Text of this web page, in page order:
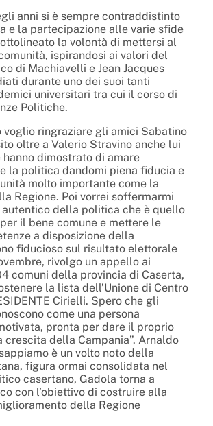
anni si è sempre contraddistinto
e la partecipazione alle varie sfide
la volontà di mettersi al
ispirandosi ai valori del
di Machiavelli e Jean Jacques
durante uno dei suoi tanti
universitari tra cui il corso di
Politiche.
voglio ringraziare gli amici Sabatino
oltre a Valerio Stravino anche lui
dimostrato di amare
la politica dandomi piena fiducia e
molto importante come la
Regione. Poi vorrei soffermarmi
della politica che è quello
il bene comune e mettere le
a disposizione della
fiducioso sul risultato elettorale
rivolgo un appello ai
comuni della provincia di Caserta,
la lista dell’Unione di Centro
Cirielli. Spero che gli
come una persona
pronta per dare il proprio
della Campania”. Arnaldo
è un volto noto della
figura ormai consolidata nel
casertano, Gadola torna a
con l’obiettivo di costruire alla
della Regione